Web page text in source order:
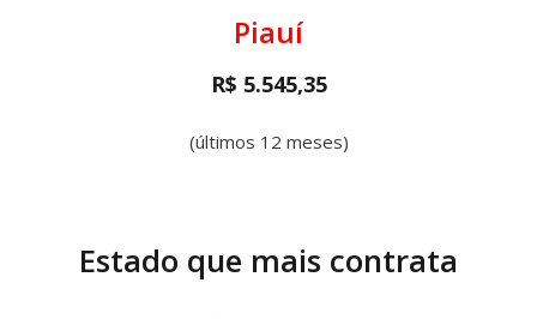
Piauí
R$ 5.545,35
(últimos 12 meses)
Estado que mais contrata